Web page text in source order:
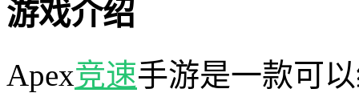
游戏介绍
Apex竞速手游是一款可